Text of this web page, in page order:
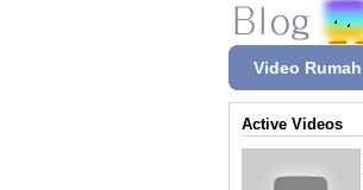
Video Rumah
Active Videos